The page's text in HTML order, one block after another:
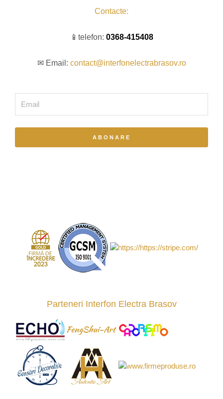
Contacte:
📱telefon: 0368-415408
✉ Email: contact@interfonelectrabrasov.ro
ABONARE
Parteneri Interfon Electra Brasov